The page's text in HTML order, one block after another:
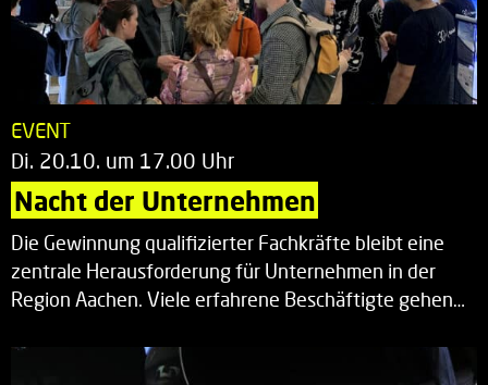
EVENT
Di. 20.10. um 17.00 Uhr
Nacht der Unternehmen
Die Gewinnung qualifizierter Fachkräfte bleibt eine
zentrale Herausforderung für Unternehmen in der
Region Aachen. Viele erfahrene Beschäftigte gehen…